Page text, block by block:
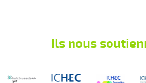
Ils nous